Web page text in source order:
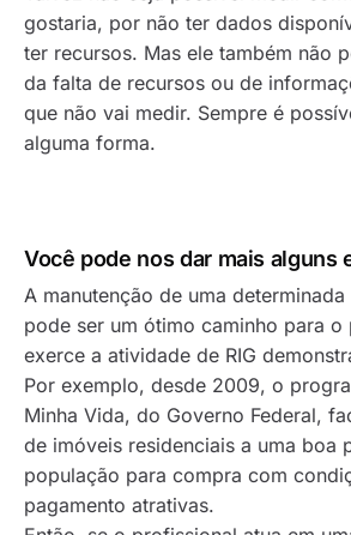
gostaria, por não ter dados
ter recursos. Mas ele também não
da falta de recursos ou de
que não vai medir. Sempre é
alguma forma.
Você pode nos dar mais alguns
A manutenção de uma
pode ser um ótimo caminho para o
exerce a atividade de RIG
Por exemplo, desde 2009, o
Minha Vida, do Governo Federal,
de imóveis residenciais a uma boa
população para compra com
pagamento atrativas.